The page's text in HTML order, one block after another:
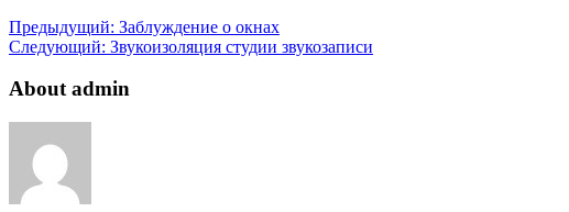
Предыдущий: Заблуждение о окнах
Следующий: Звукоизоляция студии звукозаписи
About admin